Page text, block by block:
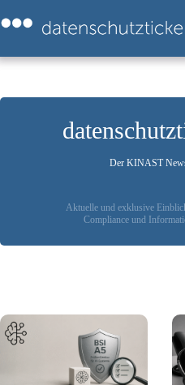
Inhalt
springen
Der KINAST
Aktuelle und exklusive
Compliance und